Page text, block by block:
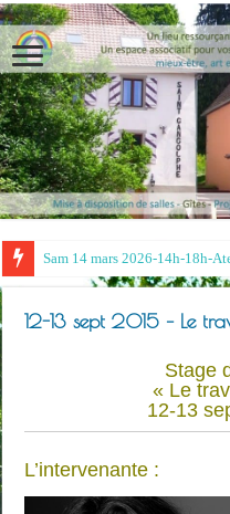
Sam 14 mars 2026-14h-18h-
12-13 sept 2015 – Le
Stage
« Le
12-13
L’intervenante :